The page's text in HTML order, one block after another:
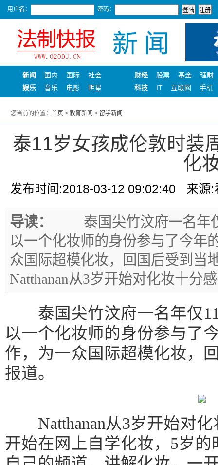
用户名： 密码：
新闻 国内 国际
社会
娱乐
音乐 电影 明星
财经 股票 基金
理财
科技
IT 互联网 手机
您当前的位置： 首页 > 教育新闻 > 留学新闻
泰11岁女孩成伦敦时装
化
发布时间:2018-03-12 09:02:40 来源:
导读：
泰国尖竹汶府一名年仅
以一个化妆师的身份参与了今年
众国际超模化妆，回国后受到
Natthanan从3岁开始对化妆十分
泰国尖竹汶府一名年仅11
以一个化妆师的身份参与了
作，为一众国际超模化妆，
报道。
Natthanan从3岁开始对化
开始在网上自学化妆，5岁